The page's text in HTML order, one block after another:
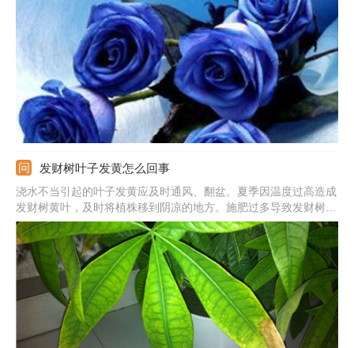
色染色剂染制而成。
发财树叶子发黄怎么回事
浇水不当引起的叶子发黄应及时通风、翻盆。夏季因温度过高造成
发财树黄叶，及时将植株移到阴凉的地方。施肥过多导致发财树根
部腐烂，将植株脱盆，清理腐烂的部分，换上新土，重新栽种。